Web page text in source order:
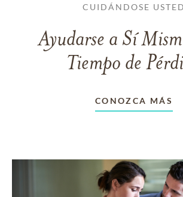
CUIDÁNDOSE USTED
Ayudarse a Sí
Tiempo de
CONOZCA MÁS